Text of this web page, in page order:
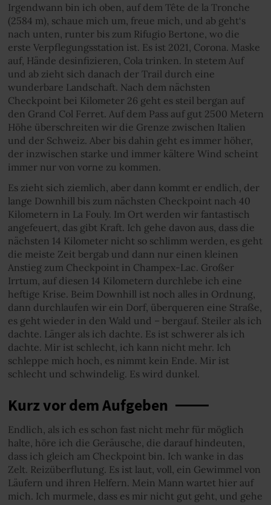
Irgendwann bin ich oben, auf dem Tête de la Tronche
(2584 m), schaue mich um, freue mich, und ab geht‘s
nach unten, runter bis zum Rifugio Bertone, wo die
erste Verpflegungsstation ist. Es ist 2021, Corona. Maske
auf, Hände desinfizieren, Cola trinken. In stetem Auf
und ab zieht sich danach der Trail durch eine
wunderbare Landschaft. Nach dem nächsten
Checkpoint bei Kilometer 26 geht es steil bergan auf
den Grand Col Ferret. Auf dem Pass auf gut 2500 Metern
Höhe überschreiten wir die Grenze zwischen Italien
und der Schweiz. Aber bis dahin geht es immer höher,
der inzwischen starke und immer kältere Wind scheint
immer nur von vorne zu kommen.
Es zieht sich ziemlich, aber dann kommt er endlich, der
lange Downhill bis zum nächsten Checkpoint nach 40
Kilometern in La Fouly. Im Ort werden wir fantastisch
angefeuert, das gibt Kraft. Ich gehe davon aus, dass die
nächsten 14 Kilometer nicht so schlimm werden, es geht
die meiste Zeit bergab und dann nur einen kleinen
Anstieg zum Checkpoint in Champex-Lac. Großer
Irrtum, auf diesen 14 Kilometern durchlebe ich eine
heftige Krise. Beim Downhill ist noch alles in Ordnung,
dann durchlaufen wir ein Dorf, überqueren eine Straße,
es geht wieder in den Wald und – bergauf. Steiler als ich
dachte. Länger als ich dachte. Es ist schwerer als ich
dachte. Mir ist schlecht, ich kann nicht mehr. Ich
schleppe mich hoch, es nimmt kein Ende. Mir ist
schlecht und schwindelig. Es wird dunkel.
Kurz vor dem Aufgeben
Endlich, als ich es schon fast nicht mehr für möglich
halte, höre ich die Geräusche, die darauf hindeuten,
dass ich gleich am Checkpoint bin. Ich wanke in das
Zelt. Reizüberflutung. Es ist laut, voll, ein Gewimmel von
Läufern und ihren Helfern. Mein Mann wartet hier auf
mich. Ich murmele, dass es mir nicht gut geht, und gehe